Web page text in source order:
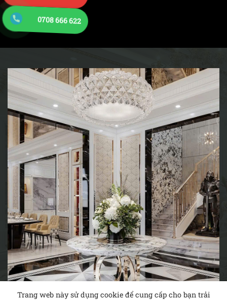
0708 666 622
Trang web này sử dụng cookie để cung cấp cho bạn trải